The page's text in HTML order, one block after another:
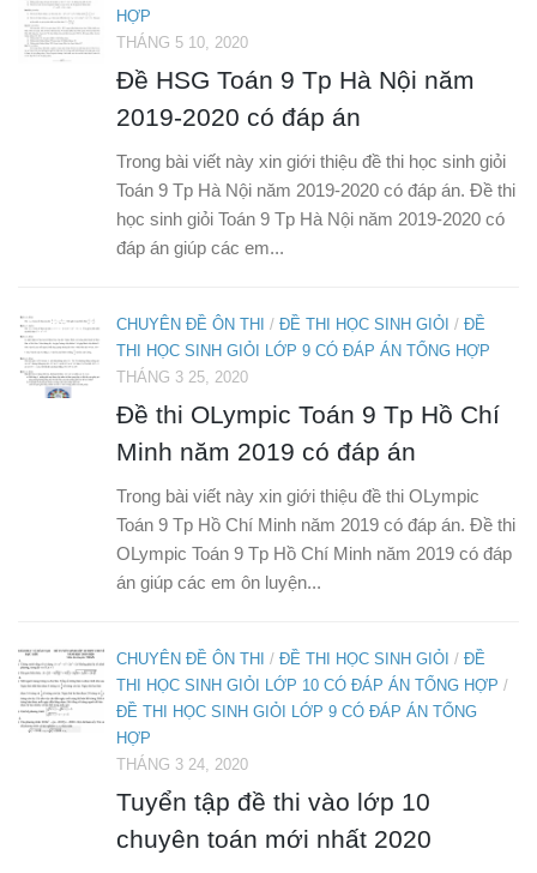
HỢP
THÁNG 5 10, 2020
Đề HSG Toán 9 Tp Hà Nội năm
2019-2020 có đáp án
Trong bài viết này xin giới thiệu đề thi học sinh giỏi
Toán 9 Tp Hà Nội năm 2019-2020 có đáp án. Đề thi
học sinh giỏi Toán 9 Tp Hà Nội năm 2019-2020 có
đáp án giúp các em...
CHUYÊN ĐỀ ÔN THI / ĐỀ THI HỌC SINH GIỎI / ĐỀ
THI HỌC SINH GIỎI LỚP 9 CÓ ĐÁP ÁN TỔNG HỢP
THÁNG 3 25, 2020
Đề thi OLympic Toán 9 Tp Hồ Chí
Minh năm 2019 có đáp án
Trong bài viết này xin giới thiệu đề thi OLympic
Toán 9 Tp Hồ Chí Minh năm 2019 có đáp án. Đề thi
OLympic Toán 9 Tp Hồ Chí Minh năm 2019 có đáp
án giúp các em ôn luyện...
CHUYÊN ĐỀ ÔN THI / ĐỀ THI HỌC SINH GIỎI / ĐỀ
THI HỌC SINH GIỎI LỚP 10 CÓ ĐÁP ÁN TỔNG HỢP /
ĐỀ THI HỌC SINH GIỎI LỚP 9 CÓ ĐÁP ÁN TỔNG
HỢP
THÁNG 3 24, 2020
Tuyển tập đề thi vào lớp 10
chuyên toán mới nhất 2020